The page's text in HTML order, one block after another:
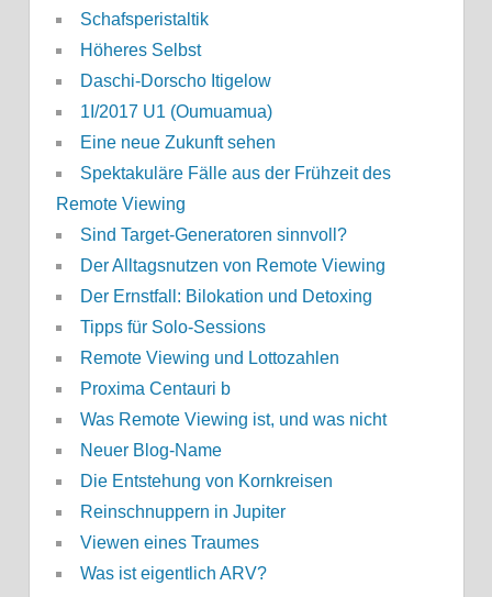
Schafsperistaltik
Höheres Selbst
Daschi-Dorscho Itigelow
1I/2017 U1 (Oumuamua)
Eine neue Zukunft sehen
Spektakuläre Fälle aus der Frühzeit des
Remote Viewing
Sind Target-Generatoren sinnvoll?
Der Alltagsnutzen von Remote Viewing
Der Ernstfall: Bilokation und Detoxing
Tipps für Solo-Sessions
Remote Viewing und Lottozahlen
Proxima Centauri b
Was Remote Viewing ist, und was nicht
Neuer Blog-Name
Die Entstehung von Kornkreisen
Reinschnuppern in Jupiter
Viewen eines Traumes
Was ist eigentlich ARV?